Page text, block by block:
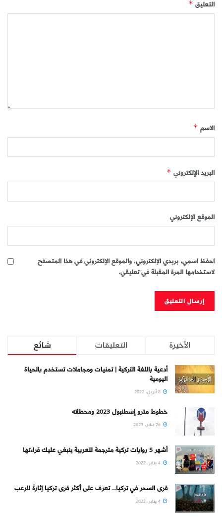
التعليق*
الاسم*
البريد الإلكتروني*
الموقع الإلكتروني
احفظ اسمي، بريدي الإلكتروني، والموقع الإلكتروني في هذا المتصفح
لاستخدامها المرة المقبلة في تعليقي.
شائع التعليقات الأخيرة
أدعية باللغة التركية | تمنيات ومجاملات تستخدم بالحياة
اليومية
8 أبريل، 2022
خطوط مترو إسطنبول 2023 ومحطاته
26 يناير، 2023
أشهر 5 روايات تركية مترجمة للعربية ينبغي عليك قراءتها
4 يناير، 2022
قرى السحر في تركيا.. تعرف على أكثر قرى تركيا إثارةً للرعب
4 يناير، 2022